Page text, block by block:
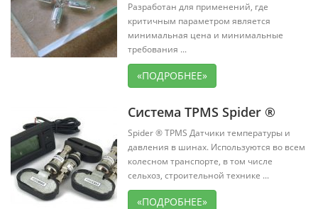
Разработан для применений, где
критичным параметром является
минимальная цена и минимальные
требования ...
«ПОДРОБНЕЕ»
Система TPMS Spider ®
Spider ® TPMS Датчики температуры и
давления в шинах. Используются во всем
колесном транспорте, в том числе
сельхоз, строительной технике ...
«ПОДРОБНЕЕ»